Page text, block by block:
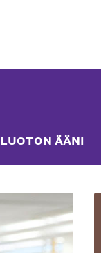
LUOTON ÄÄNI